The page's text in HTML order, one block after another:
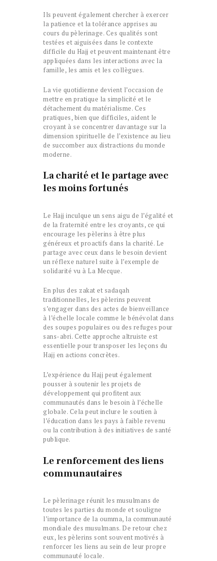
Ils peuvent également chercher à exercer
la patience et la tolérance apprises au
cours du pèlerinage. Ces qualités sont
testées et aiguisées dans le contexte
difficile du Hajj et peuvent maintenant être
appliquées dans les interactions avec la
famille, les amis et les collègues.
La vie quotidienne devient l’occasion de
mettre en pratique la simplicité et le
détachement du matérialisme. Ces
pratiques, bien que difficiles, aident le
croyant à se concentrer davantage sur la
dimension spirituelle de l’existence au lieu
de succomber aux distractions du monde
moderne.
La charité et le partage avec
les moins fortunés
Le Hajj inculque un sens aigu de l’égalité et
de la fraternité entre les croyants, ce qui
encourage les pèlerins à être plus
généreux et proactifs dans la charité. Le
partage avec ceux dans le besoin devient
un réflexe naturel suite à l’exemple de
solidarité vu à La Mecque.
En plus des zakat et sadaqah
traditionnelles, les pèlerins peuvent
s’engager dans des actes de bienveillance
à l’échelle locale comme le bénévolat dans
des soupes populaires ou des refuges pour
sans-abri. Cette approche altruiste est
essentielle pour transposer les leçons du
Hajj en actions concrètes.
L’expérience du Hajj peut également
pousser à soutenir les projets de
développement qui profitent aux
communautés dans le besoin à l’échelle
globale. Cela peut inclure le soutien à
l’éducation dans les pays à faible revenu
ou la contribution à des initiatives de santé
publique.
Le renforcement des liens
communautaires
Le pèlerinage réunit les musulmans de
toutes les parties du monde et souligne
l’importance de la oumma, la communauté
mondiale des musulmans. De retour chez
eux, les pèlerins sont souvent motivés à
renforcer les liens au sein de leur propre
communauté locale.